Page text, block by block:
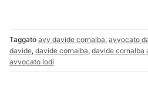
Taggato avv davide cornalba, avvocato
davide, davide cornalba, davide cornalba
avvocato lodi